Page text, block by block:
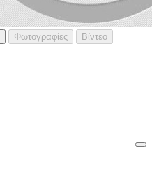
Φωτογραφίες
Βίντεο